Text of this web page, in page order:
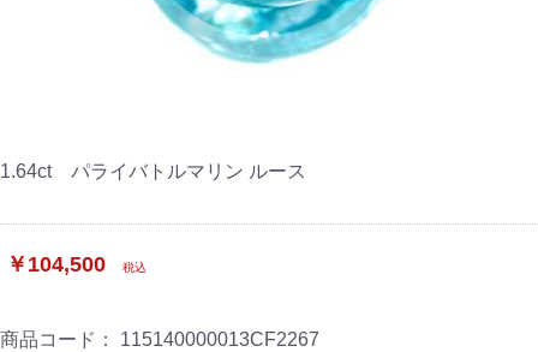
1.64ct パライバトルマリン ルース
￥104,500 税込
商品コード： 115140000013CF2267